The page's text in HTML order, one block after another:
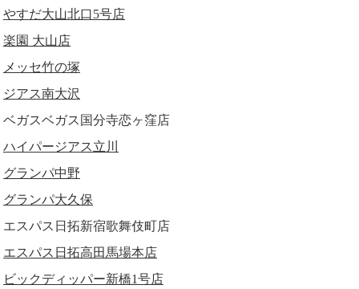
やすだ大山北口5号店
楽園 大山店
メッセ竹の塚
ジアス南大沢
ベガスベガス国分寺恋ヶ窪店
ハイパージアス立川
グランパ中野
グランパ大久保
エスパス日拓新宿歌舞伎町店
エスパス日拓高田馬場本店
ビックディッパー新橋1号店